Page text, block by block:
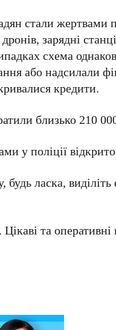
стали жертвами
зарядні
схема
або надсилали
кредити.
близько 210
у поліції
ласка, виділіть
. Цікаві та